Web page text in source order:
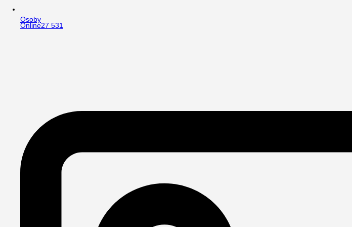
Osoby
Online27 531